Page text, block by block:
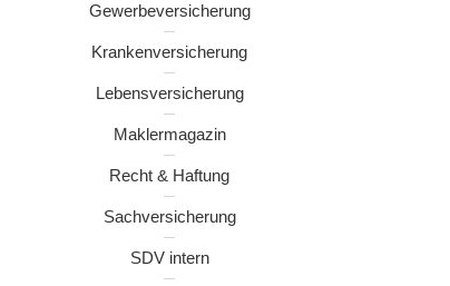
Gewerbeversicherung
Krankenversicherung
Lebensversicherung
Maklermagazin
Recht & Haftung
Sachversicherung
SDV intern